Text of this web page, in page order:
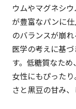
ウムやマグネシ
が豊富なパンに仕
のバランスが崩
医学の考えに基づ
す。低糖質なた
女性にもぴった
さと黒豆の甘み、